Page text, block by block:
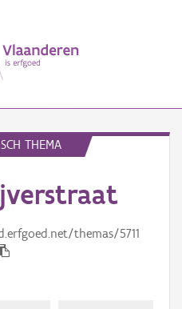
THEMA
themas/5711